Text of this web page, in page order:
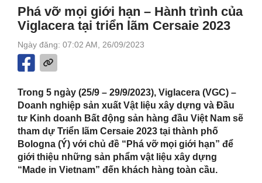
Phá vỡ mọi giới hạn – Hành trình của
Viglacera tại triển lãm Cersaie 2023
Ngày đăng: 07:02 AM, 26/09/2023
Trong 5 ngày (25/9 – 29/9/2023), Viglacera (VGC) –
Doanh nghiệp sản xuất Vật liệu xây dựng và Đầu
tư Kinh doanh Bất động sản hàng đầu Việt Nam sẽ
tham dự Triển lãm Cersaie 2023 tại thành phố
Bologna (Ý) với chủ đề “Phá vỡ mọi giới hạn” để
giới thiệu những sản phẩm vật liệu xây dựng
“Made in Vietnam” đến khách hàng toàn cầu.